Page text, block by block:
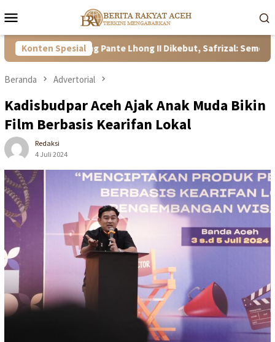
ke
Mobile
Konten Spesial
Bendung Pante Lhong II Dikebut, Safrizal: Semoga Sesuai
Beranda Advertorial
Kadisbudpar Aceh Ajak Anak Muda Bikin
Film Berbasis Kearifan Lokal
Redaksi
4 Juli 2024